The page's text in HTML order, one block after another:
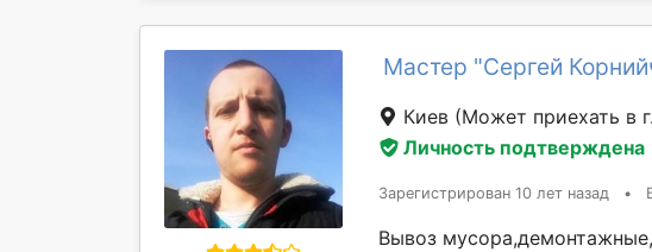
Мастер "Сергей
Киев (Может приехать в
Личность подтверждена
Зарегистрирован 10 лет назад •
Вывоз